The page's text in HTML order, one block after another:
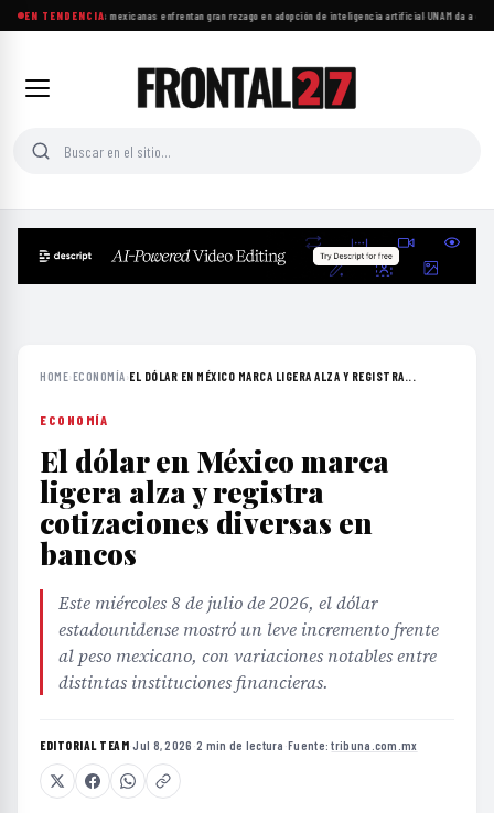
EN TENDENCIA
Las microempresas mexicanas enfrentan gran rezago en adopción de inteligencia artificial·UNAM da a
HOME›ECONOMÍA›EL DÓLAR EN MÉXICO MARCA LIGERA ALZA Y REGISTRA...
ECONOMÍA
El dólar en México marca
ligera alza y registra
cotizaciones diversas en
bancos
Este miércoles 8 de julio de 2026, el dólar
estadounidense mostró un leve incremento frente
al peso mexicano, con variaciones notables entre
distintas instituciones financieras.
EDITORIAL TEAM·Jul 8, 2026 ·2 min de lectura ·Fuente:tribuna.com.mx